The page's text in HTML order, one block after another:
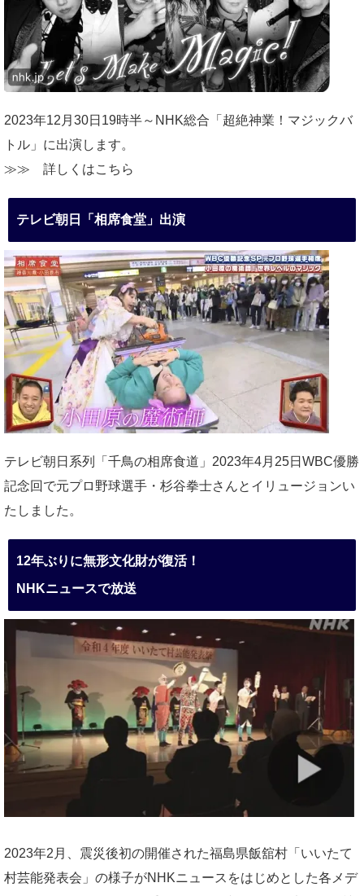
2023年12月30日19時半～NHK総合「超絶神業！マジックバ
トル」に出演します。
≫≫ 詳しくはこちら
テレビ朝日「相席食堂」出演
テレビ朝日系列「千鳥の相席食道」2023年4月25日WBC優勝
記念回で元プロ野球選手・杉谷拳士さんとイリュージョンい
たしました。
12年ぶりに無形文化財が復活！
NHKニュースで放送
2023年2月、震災後初の開催された福島県飯舘村「いいたて
村芸能発表会」の様子がNHKニュースをはじめとした各メデ